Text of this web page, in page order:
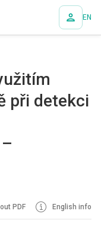
EN
při detekci
PDF English info